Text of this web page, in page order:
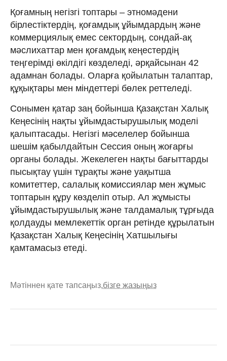
Қоғамның негізгі топтары – этномәдени
бірлестіктердің, қоғамдық ұйымдардың және
коммерциялық емес сектордың, сондай-ақ
мәслихаттар мен қоғамдық кеңестердің
теңгерімді өкілдігі көзделеді, әрқайсынан 42
адамнан болады. Оларға қойылатын талаптар,
құқықтары мен міндеттері бөлек реттеледі.
Сонымен қатар заң бойынша Қазақстан Халық
Кеңесінің нақты ұйымдастырушылық моделі
қалыптасады. Негізгі мәселелер бойынша
шешім қабылдайтын Сессия оның жоғарғы
органы болады. Жекелеген нақты бағыттарды
пысықтау үшін тұрақты және уақытша
комитеттер, салалық комиссиялар мен жұмыс
топтарын құру көзделіп отыр. Ал жұмысты
ұйымдастырушылық және талдамалық тұрғыда
қолдауды мемлекеттік орган ретінде құрылатын
Қазақстан Халық Кеңесінің Хатшылығы
қамтамасыз етеді.
Мәтіннен қате тапсаңыз,бізге жазыңыз